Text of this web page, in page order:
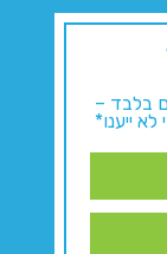
בלבד –
ייענו*